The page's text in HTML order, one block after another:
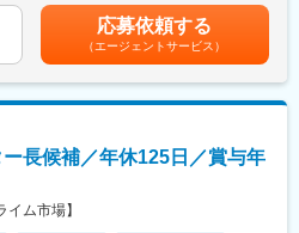
支援事業
マネジメント
所、近隣の同業施設など、連携先の開
ライアンスという3つの経営指標に基づ
取り組みなどを通してブランディング
社の方が多いです。
月により初回賞与は支給要件あり■賞与
50万～）賃金はあくまでも目安の金額
下する可能性があります。月給(月額)は固
応募依頼する
（エージェントサービス）
長候補／年休125日／賞与年
ム市場】